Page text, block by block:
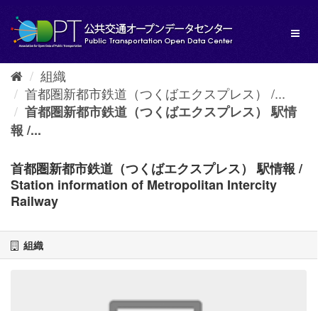
し
組織
首都圏新都市鉄道（つくばエクスプレス） /...
首都圏新都市鉄道（つくばエクスプレス） 駅情
報 /...
首都圏新都市鉄道（つくばエクスプレス） 駅情報 /
Station information of Metropolitan Intercity
Railway
組織